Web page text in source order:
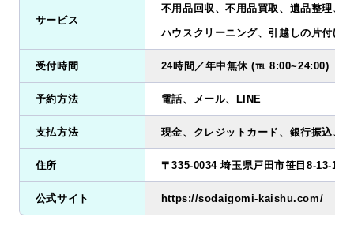
サービス
不用品回収、不用品買取、遺品整理、
ハウスクリーニング、引越しの片付け
受付時間 24時間／年中無休 (℡ 8:00~24:00)
予約方法 電話、メール、LINE
支払方法 現金、クレジットカード、銀行振込、
住所 〒335-0034 埼玉県戸田市笹目8-13-15
公式サイト https://sodaigomi-kaishu.com/